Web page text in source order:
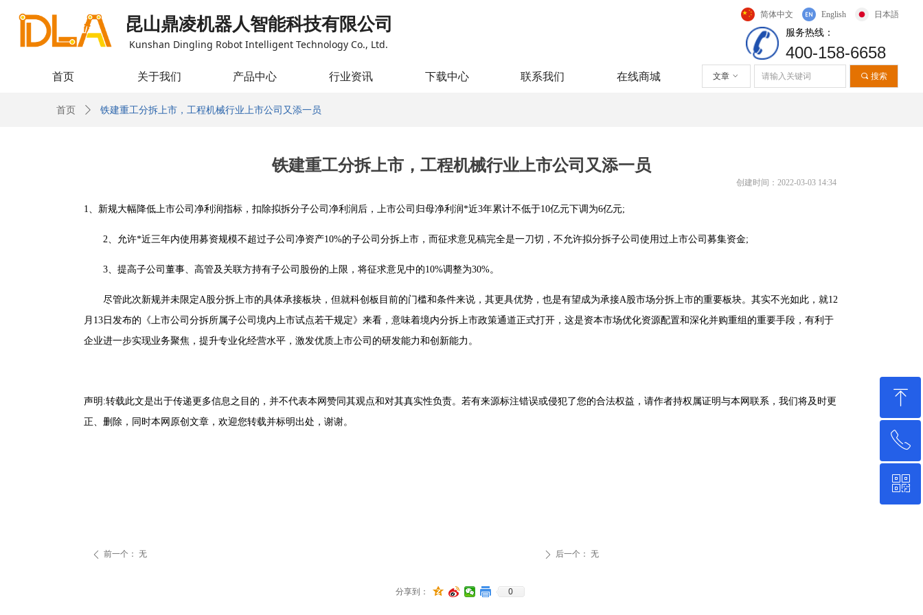
昆山鼎凌机器人智能科技有限公司
Kunshan Dingling Robot Intelligent Technology Co., Ltd.
服务热线 ：
400-158-6658
首页 关于我们 产品中心 行业资讯 下载中心 联系我们 在线商城 끠 搜索
文章 ꀁ
简体中文 English 日本語
首页 ꄲ 铁建重工分拆上市，工程机械行业上市公司又添一员
铁建重工分拆上市，工程机械行业上市公司又添一员
1、新规大幅降低上市公司净利润指标，扣除拟拆分子公司净利润后，上市公司归母净利 润*近3年累计不低于10亿元下调 为6亿元;
2、允许*近三年内使用募资规模不超过子公司净资产10%的子公司分拆上市，而征求意见稿完全是一刀切，不允许拟分拆子公司使用过上市公司募集资金;
3、提高子公司董事、高管及关联方持有子公司股份的上限，将征求意见中的10%调整为30%。
尽管此次新规并未限定A股分拆上市的具体承接板块，但就科创板目前的门槛和条件来说，其更具优势，也是有望成为承接A股市场分拆上市的重要板块。其实不光如此， 就12
月 13 日发布的《上市公司分拆所属子公司境内上市试点若干规定》来看，意味着境内分拆上市政策通道正式打开，这是资本市场优化资源配置和深化并购重组的重要手段，有利于
企业进一步实现业务聚焦，提升专业化经营水平，激发优质上市公司的研发能力和创新能力。
声明 :转载此文是出于传递更多信息之目的，并不代表本网赞同其观点和对其真实性负责。若有来源标注错误或侵犯了您的合法权益，请作者持权属证明与本网联系，我们将及时更
正、删除，同时本网原创文章，欢迎您转载并标明出处，谢谢。
ꄴ 前一个： 无 ꄲ 后一个： 无
创建时间： 2022-03-03 14:34
分享到： 0
ꁸ
回到顶部
ꂅ
4001586658
ꀥ